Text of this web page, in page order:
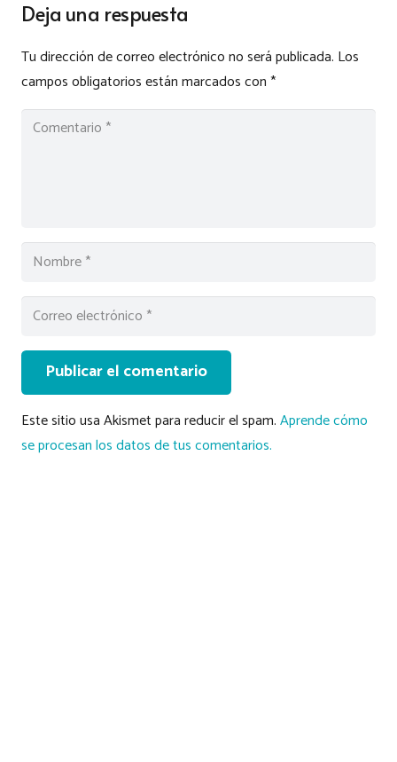
Deja una respuesta
Tu dirección de correo electrónico no será publicada. Los
campos obligatorios están marcados con*
Publicar el comentario
Este sitio usa Akismet para reducir el spam.Aprende cómo
se procesan los datos de tus comentarios.